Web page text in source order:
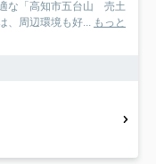
な「高知市五台山 売土
、周辺環境も好... もっと